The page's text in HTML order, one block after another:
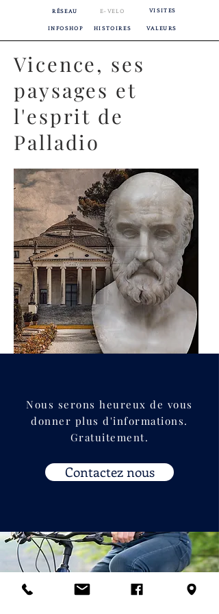
RÉSEAU E-VELO VISITES
INFOSHOP HISTOIRES VALEURS
Vicence, ses
paysages et
l'esprit de
Palladio
Nous serons heureux de vous
donner plus d'informations.
Gratuitement.
Contactez nous